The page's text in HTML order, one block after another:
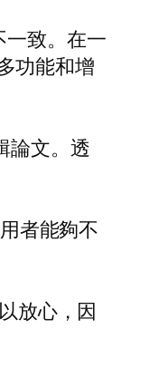
一致。在一
功能和增
論文。透
者能夠不
放心，因